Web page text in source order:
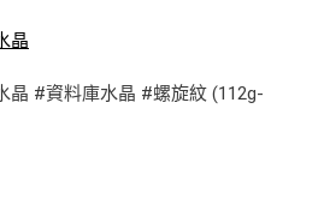
晶
晶 #資料庫水晶 #螺旋紋 (112g-